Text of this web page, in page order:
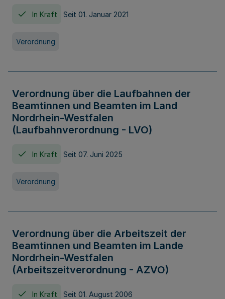
In Kraft Seit 01. Januar 2021
Verordnung
Verordnung über die Laufbahnen der
Beamtinnen und Beamten im Land
Nordrhein-Westfalen
(Laufbahnverordnung - LVO)
In Kraft Seit 07. Juni 2025
Verordnung
Verordnung über die Arbeitszeit der
Beamtinnen und Beamten im Lande
Nordrhein-Westfalen
(Arbeitszeitverordnung - AZVO)
In Kraft Seit 01. August 2006